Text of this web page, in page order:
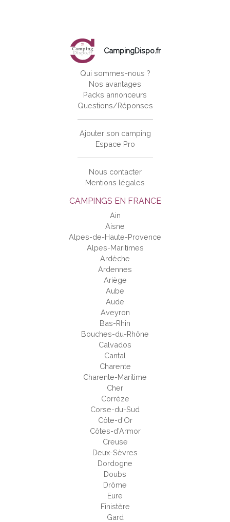
CAMPINGS EN FRANCE
Ain
Aisne
Alpes-de-Haute-Provence
Alpes-Maritimes
Ardèche
Ardennes
Ariège
Aube
Aude
Aveyron
Bas-Rhin
Bouches-du-Rhône
Calvados
Cantal
Charente
Charente-Maritime
Cher
Corrèze
Corse-du-Sud
Côte-d'Or
Côtes-d'Armor
Creuse
Deux-Sèvres
Dordogne
Doubs
Drôme
Eure
Finistère
Gard
CampingDispo.fr
Qui sommes-nous ?
Nos avantages
Packs annonceurs
Questions/Réponses
Ajouter son camping
Espace Pro
Nous contacter
Mentions légales